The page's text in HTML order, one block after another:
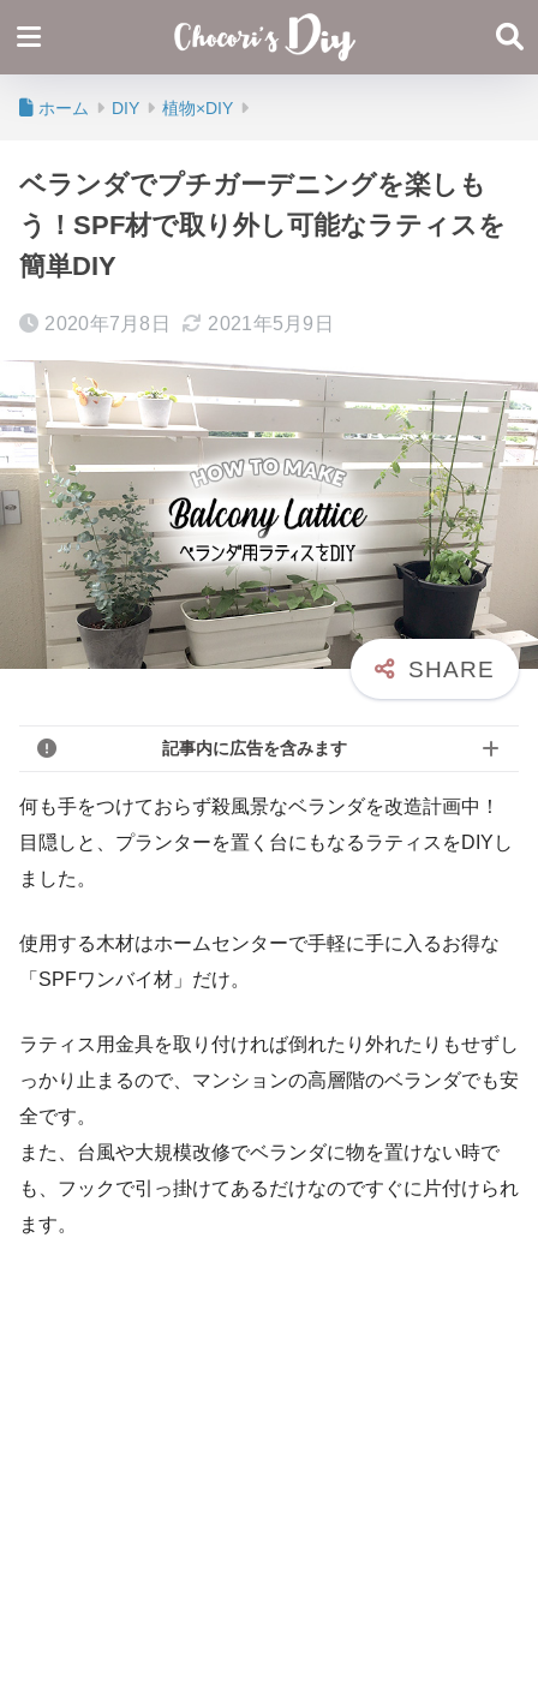
ホーム DIY 植物×DIY
ベランダでプチガーデニングを楽しも
う！SPF材で取り外し可能なラティスを
簡単DIY
2020年7月8日 2021年5月9日
記事内に広告を含みます
何も手をつけておらず殺風景なベランダを改造計画中！
目隠しと、プランターを置く台にもなるラティスをDIYし
ました。
使用する木材はホームセンターで手軽に手に入るお得な
「SPFワンバイ材」だけ。
ラティス用金具を取り付ければ倒れたり外れたりもせずし
っかり止まるので、マンションの高層階のベランダでも安
全です。
また、台風や大規模改修でベランダに物を置けない時で
も、フックで引っ掛けてあるだけなのですぐに片付けられ
ます。